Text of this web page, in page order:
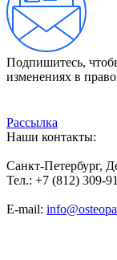
Подпишитесь,
изменениях в
Рассылка
Наши контакты:
Санкт-Петербург,
Тел.: +7 (812) 309-
E-mail: